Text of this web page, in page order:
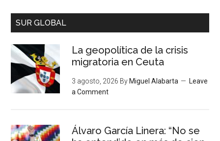
SUR GLOBAL
La geopolítica de la crisis
migratoria en Ceuta
3 agosto, 2026 ByMiguel Alabarta
Leave
a Comment
Álvaro García Linera: “No se